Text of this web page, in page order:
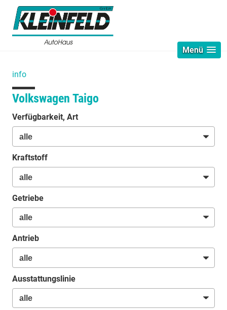
Menü
info
Volkswagen Taigo
Verfügbarkeit, Art
Kraftstoff
Getriebe
Antrieb
Ausstattungslinie